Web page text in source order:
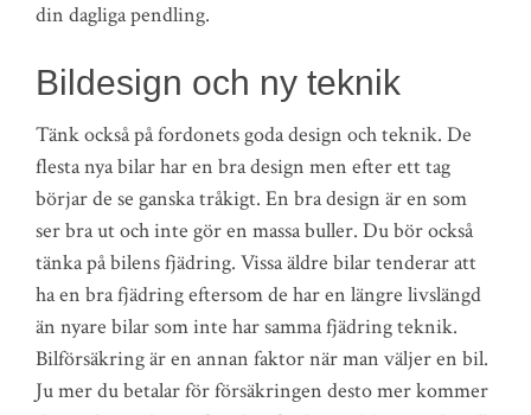
din dagliga pendling.
Bildesign och ny teknik
Tänk också på fordonets goda design och teknik. De
flesta nya bilar har en bra design men efter ett tag
börjar de se ganska tråkigt. En bra design är en som
ser bra ut och inte gör en massa buller. Du bör också
tänka på bilens fjädring. Vissa äldre bilar tenderar att
ha en bra fjädring eftersom de har en längre livslängd
än nyare bilar som inte har samma fjädring teknik.
Bilförsäkring är en annan faktor när man väljer en bil.
Ju mer du betalar för försäkringen desto mer kommer